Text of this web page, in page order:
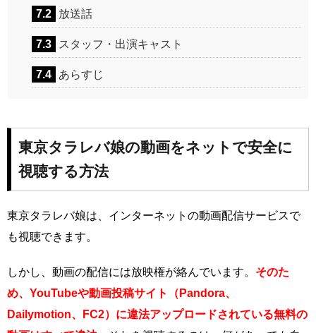
7.2 放送話
7.3 スタッフ・出演キャスト
7.4 あらすじ
東京タラレバ娘の動画をネットで安全に
視聴する方法
東京タラレバ娘は、インターネットの動画配信サービスで
も視聴できます。
しかし、動画の配信には放映権が絡んでいます。 そのた
め、YouTubeや動画投稿サイト（Pandora、
Dailymotion、FC2）に違法アップロードされている無料の